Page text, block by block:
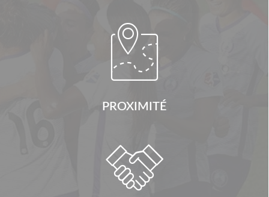

PROXIMITÉ
